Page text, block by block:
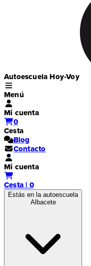
Autoescuela Hoy-Voy
Menú
Mi cuenta
0
Cesta
Blog
Contacto
Mi cuenta
Cesta | 0
Estás en la autoescuela
Albacete